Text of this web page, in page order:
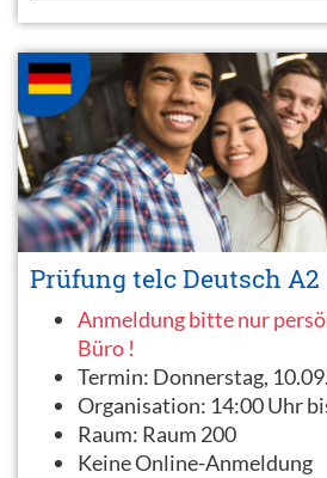
Prüfung telc Deutsch A2
Anmeldung bitte nur
Büro !
Termin: Donnerstag,
Organisation: 14:00 Uhr
Raum: Raum 200
Keine Online-Anmeldung